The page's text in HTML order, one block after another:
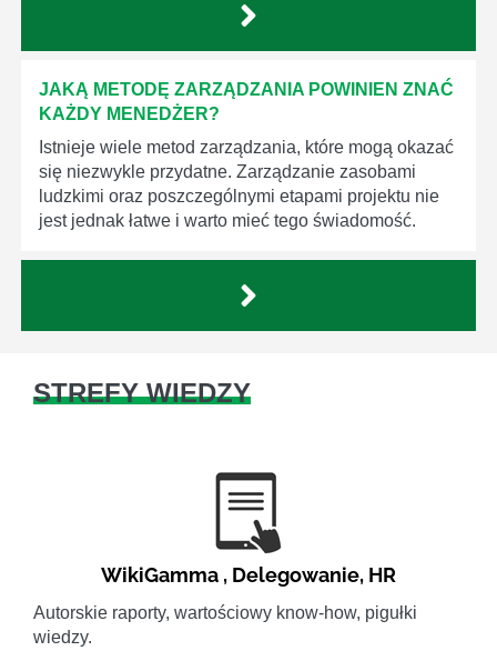
JAKĄ METODĘ ZARZĄDZANIA POWINIEN ZNAĆ
KAŻDY MENEDŻER?
Istnieje wiele metod zarządzania, które mogą okazać
się niezwykle przydatne. Zarządzanie zasobami
ludzkimi oraz poszczególnymi etapami projektu nie
jest jednak łatwe i warto mieć tego świadomość.
STREFY WIEDZY
WikiGamma , Delegowanie, HR
Autorskie raporty, wartościowy know-how, pigułki
wiedzy.